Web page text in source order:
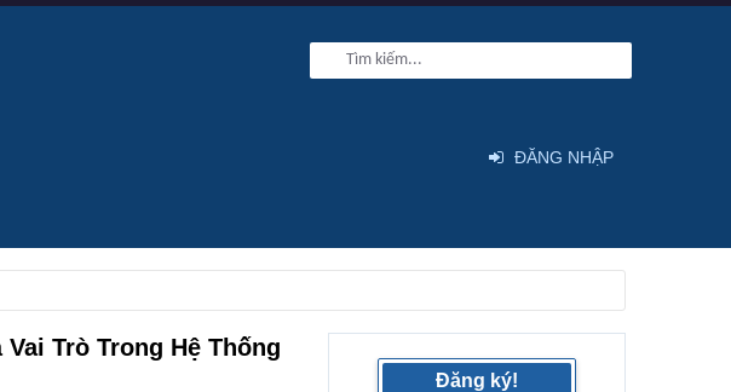
Trò Trong Hệ Thống
Đăng ký!
ĐĂNG NHẬP